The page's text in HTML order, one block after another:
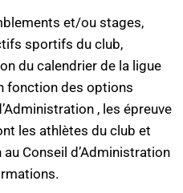
et/ou stages,
sportifs du club,
du calendrier de la ligue
fonction des options
, les épreuve
les athlètes du club et
Conseil d’Administration